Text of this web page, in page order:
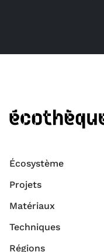
Écosystème
Projets
Matériaux
Techniques
Régions